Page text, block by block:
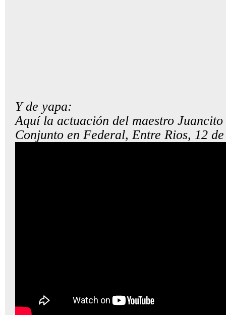
Y de yapa:
Aquí la actuación del maestro Juancito
Conjunto en Federal, Entre Rios, 12